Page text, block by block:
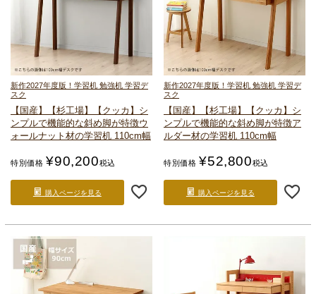
新作2027年度版！ 学習机 勉強机 学習デ
スク
【国産】【杉工場】【クッカ】 シ
ンプルで機能的な斜め脚が特徴ウ
ォールナット材の学習机 110cm幅
特別価格 ¥90,200税込
購入ページを見る
新作2027年度版！ 学習机 勉強机 学習デ
スク
【国産】【杉工場】【クッカ】 シ
ンプルで機能的な斜め脚が特徴ア
ルダー材の学習机 110cm幅
特別価格 ¥52,800税込
購入ページを見る